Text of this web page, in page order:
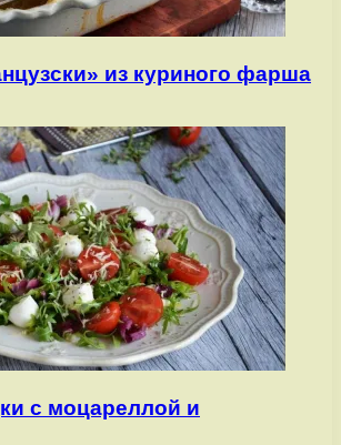
из куриного фарша
с моцареллой и